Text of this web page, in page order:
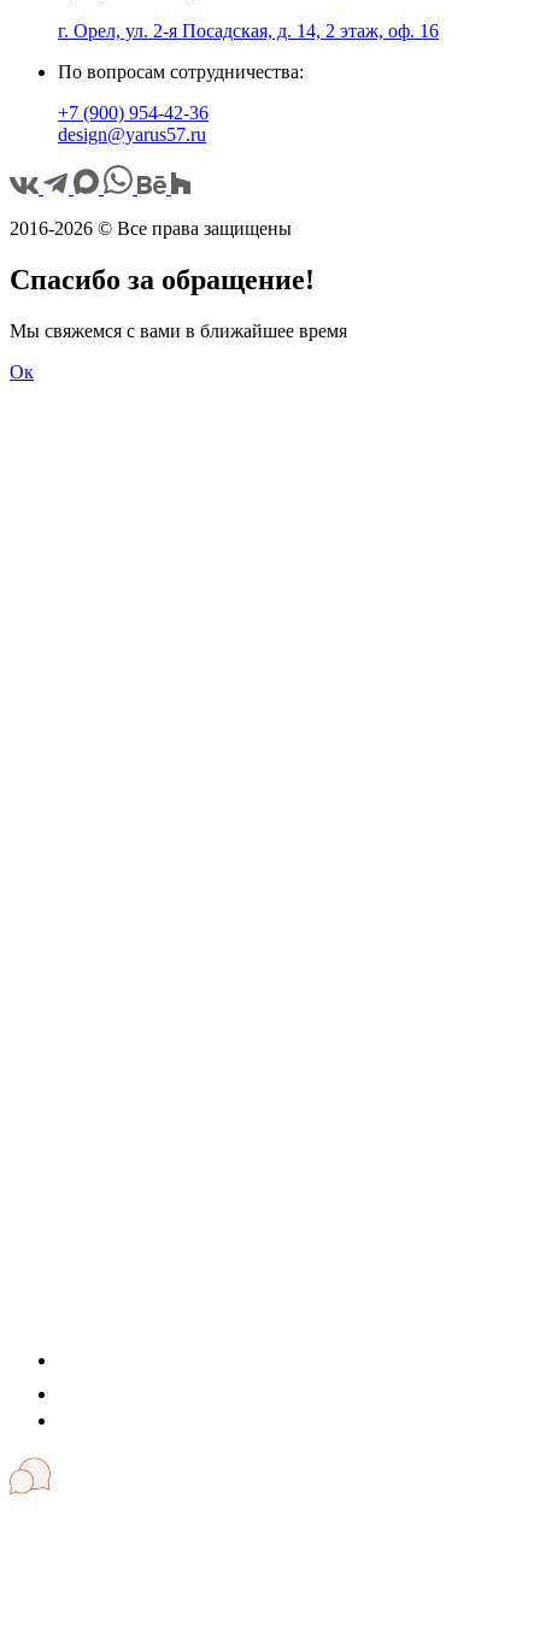
г. Орел, ул. 2-я Посадская, д. 14, 2 этаж, оф. 16
По вопросам сотрудничества:
+7 (900) 954-42-36
design@yarus57.ru
2016-2026 © Все права защищены
Спасибо за обращение!
Мы свяжемся с вами в ближайшее время
Ок